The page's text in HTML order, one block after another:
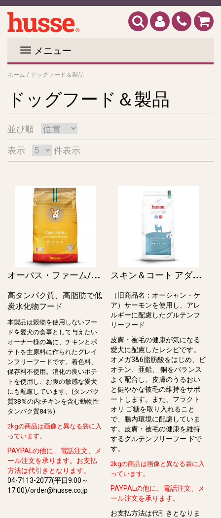
メニュー
ホーム / ドッグフード＆製品
ドッグフード＆製品
並び順
表示 件表示
オ
ーパス・ファーム/Opus Farm (Grain free)
高タンパク質、高脂肪で低
炭水化物フード
本製品は穀物を使用しないフー
ドを愛犬の食事として与えたい
オーナー様の為に、チキンとポ
テトを主原料に作られたグレイ
ンフリーフードです。着色料、
保存料不使用。消化の良いポテ
トを使用し、お腹の敏感な愛犬
にも配慮しています。(タンパク
質38％の内:チキンを含む動物性
タンパク質84％)
2kgの商品は画像と異なる袋に入
っています。
PAYPALの他に、電話注文、メ
ール注文を承ります。お支払
方法は代引きとなります。
04-7113-2077(平日9:00～
17:00)/order@husse.co.jp
ス
キン＆コート アダルト / Hypoallergenic Skin & Coat Adult（旧オーシャン・ケア）
（旧商品名：オーシャン・ケ
ア）サーモンを使用し、アレ
ルギーに配慮したグルテンフ
リーフード
皮膚・被⽑の健康が気になる
愛⽝に配慮したレシピです。
オメガ3&6脂肪酸をはじめ、ビ
オチン、亜鉛、 銅をバランス
よく配合し、⽪膚のうるおい
と健やかな被⽑の維持をサポ
ートします。また、フラクト
オリ ゴ糖を取り⼊れること
で、腸内環境に配慮していま
す。⽪膚・被⽑の健康を維持
するグルテンフリーフー ドで
す。
2kgの商品は画像と異なる袋に入
っています。
PAYPALの他に、電話注文、メ
ール注文を承ります。
お支払方法は代引きとなりま